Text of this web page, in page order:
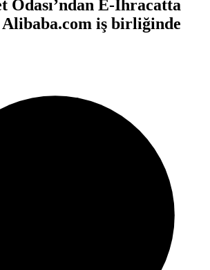
Odası’ndan E-İhracatta
iş birliğinde